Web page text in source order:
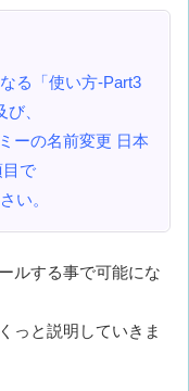
る「使い方-Part3
、
ーの名前変更 日本
目で
い。
ルする事で可能にな
っと説明していきま